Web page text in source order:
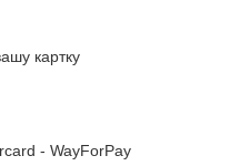
картку
- WayForPay